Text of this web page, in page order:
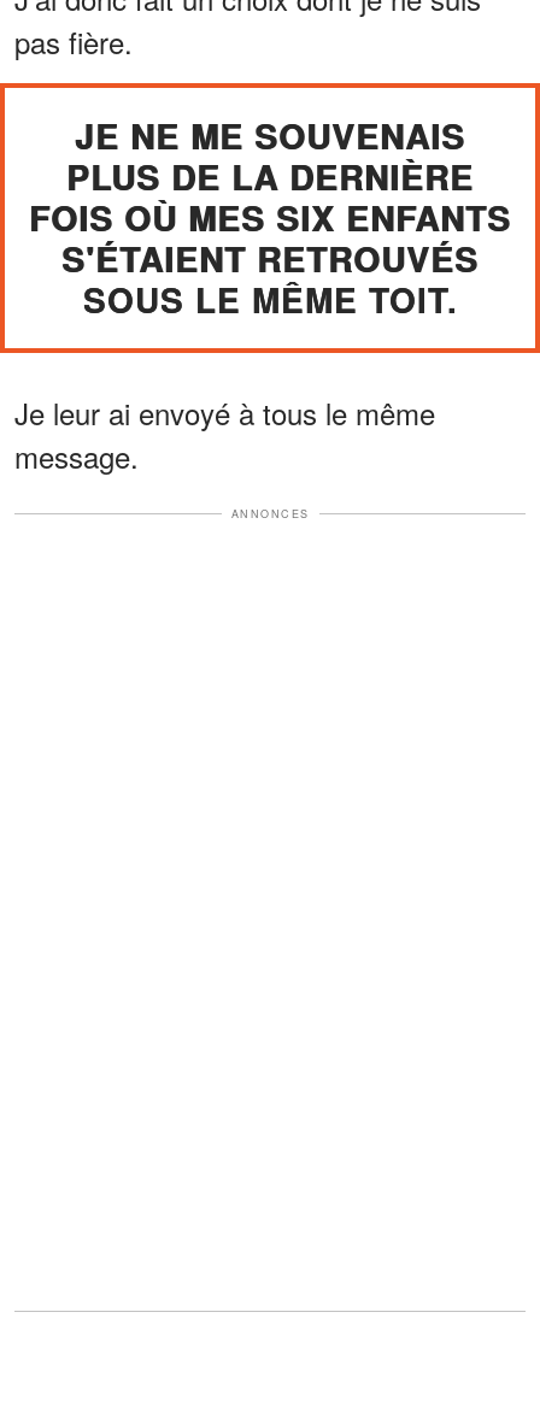
pas fière.
JE NE ME SOUVENAIS
PLUS DE LA DERNIÈRE
FOIS OÙ MES SIX ENFANTS
S'ÉTAIENT RETROUVÉS
SOUS LE MÊME TOIT.
Je leur ai envoyé à tous le même
message.
ANNONCES